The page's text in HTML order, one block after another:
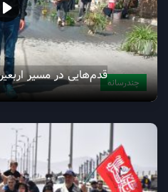
چندرسانهقدم‌هایی در مسیر